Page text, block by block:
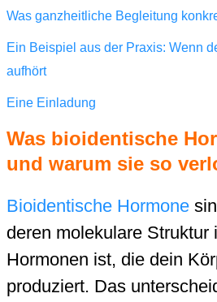
Was ganzheitliche Begleitung
Ein Beispiel aus der Praxis: Wenn
aufhört
Eine Einladung
Was bioidentische
und warum sie so
Bioidentische Hormone
deren molekulare Struktur
Hormonen ist, die dein
produziert. Das